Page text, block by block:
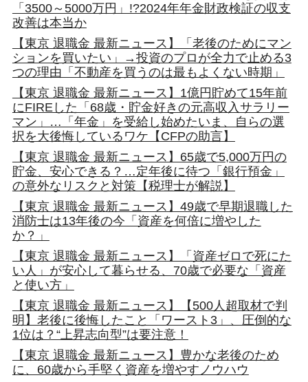
「3500～5000万円」!?2024年年金財政検証の収支
改善は本当か
【東京 退職金 最新ニュース】「老後のためにマン
ションを買いたい」→投資のプロが全力で止める3
つの理由「不動産を買うのは最もよくない時期」
【東京 退職金 最新ニュース】1億円貯めて15年前
にFIREした「68歳・貯金好きの元高収入サラリー
マン」…「年金」を受給し始めたいま、自らの選
択を大後悔しているワケ【CFPの助言】
【東京 退職金 最新ニュース】65歳で5,000万円の
貯金、安心できる？…定年後に待つ「銀行預金」
の意外なリスクと対策【税理士が解説】
【東京 退職金 最新ニュース】49歳で早期退職した
消防士は13年後の今「資産を何倍に増やした
か？」
【東京 退職金 最新ニュース】「資産ゼロで死にた
い人」が安心して暮らせる、70歳で必要な「資産
と使い方」
【東京 退職金 最新ニュース】【500人超取材で判
明】老後に後悔したこと「ワースト3」、圧倒的な
1位は？“上昇志向型”は要注意！
【東京 退職金 最新ニュース】豊かな老後のため
に、60歳から手堅く資産を増やすノウハウ